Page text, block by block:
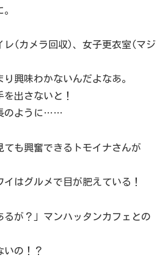
レ(カメラ回収)、女子更衣室(マジ
興味わかないんだよなあ。
出さないと！
のように……
ても興奮できるトモイナさんが
はグルメで目が肥えている！
るが？」マンハッタンカフェとの
いの！？